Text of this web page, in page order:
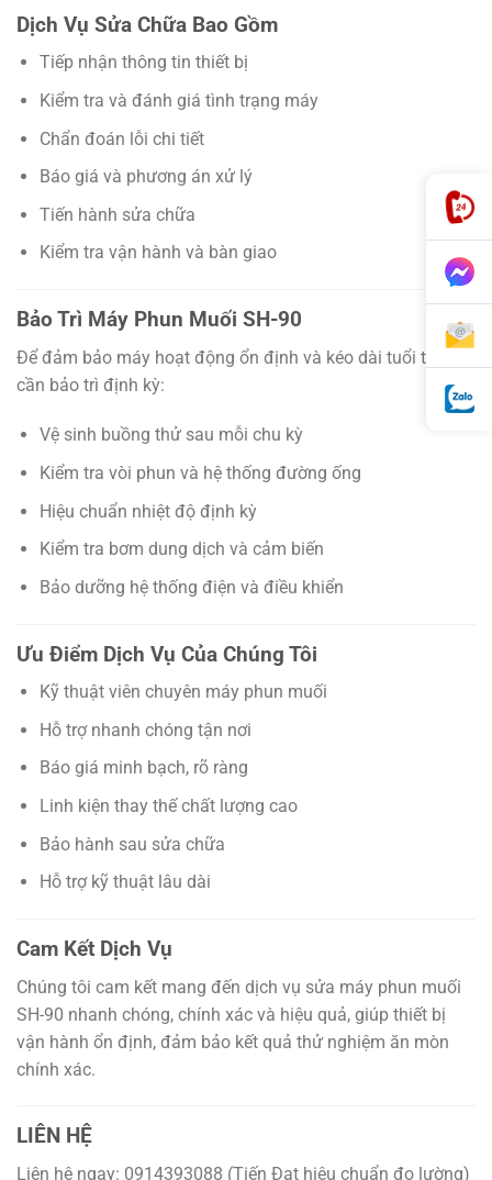
Dịch Vụ Sửa Chữa Bao Gồm
Tiếp nhận thông tin thiết bị
Kiểm tra và đánh giá tình trạng máy
Chẩn đoán lỗi chi tiết
Báo giá và phương án xử lý
Tiến hành sửa chữa
Kiểm tra vận hành và bàn giao
Bảo Trì Máy Phun Muối SH-90
Để đảm bảo máy hoạt động ổn định và kéo dài tuổi thọ,
cần bảo trì định kỳ:
Vệ sinh buồng thử sau mỗi chu kỳ
Kiểm tra vòi phun và hệ thống đường ống
Hiệu chuẩn nhiệt độ định kỳ
Kiểm tra bơm dung dịch và cảm biến
Bảo dưỡng hệ thống điện và điều khiển
Ưu Điểm Dịch Vụ Của Chúng Tôi
Kỹ thuật viên chuyên máy phun muối
Hỗ trợ nhanh chóng tận nơi
Báo giá minh bạch, rõ ràng
Linh kiện thay thế chất lượng cao
Bảo hành sau sửa chữa
Hỗ trợ kỹ thuật lâu dài
Cam Kết Dịch Vụ
Chúng tôi cam kết mang đến dịch vụ sửa máy phun muối
SH-90 nhanh chóng, chính xác và hiệu quả, giúp thiết bị
vận hành ổn định, đảm bảo kết quả thử nghiệm ăn mòn
chính xác.
LIÊN HỆ
Liên hệ ngay: 0914393088 (Tiến Đạt hiệu chuẩn đo lường)